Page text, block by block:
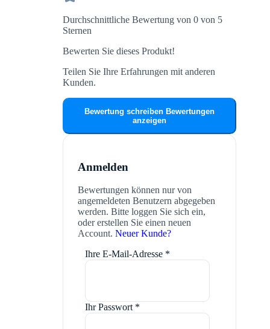
Durchschnittliche Bewertung von 0 von 5
Sternen
Bewerten Sie dieses Produkt!
Teilen Sie Ihre Erfahrungen mit anderen
Kunden.
Bewertung schreiben Bewertungen
anzeigen
Anmelden
Bewertungen können nur von
angemeldeten Benutzern abgegeben
werden. Bitte loggen Sie sich ein,
oder erstellen Sie einen neuen
Account. Neuer Kunde?
Ihre E-Mail-Adresse *
Ihr Passwort *